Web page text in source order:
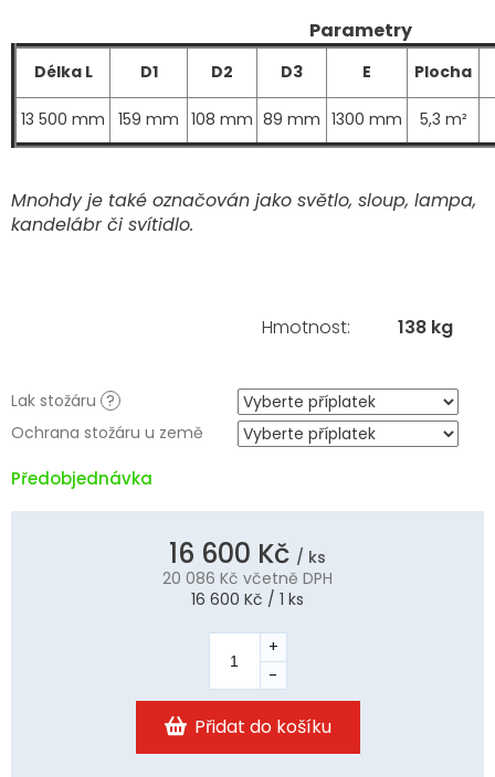
Předobjednávka
Lak stožáru ?
Ochrana stožáru u země
Parametry
Délka L D1 D2 D3 E Plocha
13 500 mm 159 mm 108 mm 89 mm 1300 mm 5,3 m²
Mnohdy je také označován jako světlo, sloup, lampa,
kandelábr či svítidlo.
16 600 Kč / ks
20 086 Kč včetně DPH
Měrná
16 600 Kč / 1 ks
Přidat do košíku
Hmotnost: 138 kg